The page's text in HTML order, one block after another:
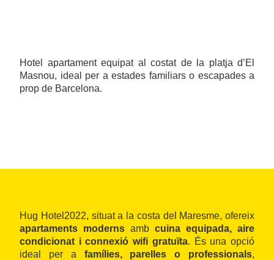
Hotel apartament equipat al costat de la platja d’El
Masnou, ideal per a estades familiars o escapades a
prop de Barcelona.
Hug Hotel2022, situat a la costa del Maresme, ofereix
apartaments moderns amb cuina equipada, aire
condicionat i connexió wifi gratuïta. És una opció
ideal per a famílies, parelles o professionals,